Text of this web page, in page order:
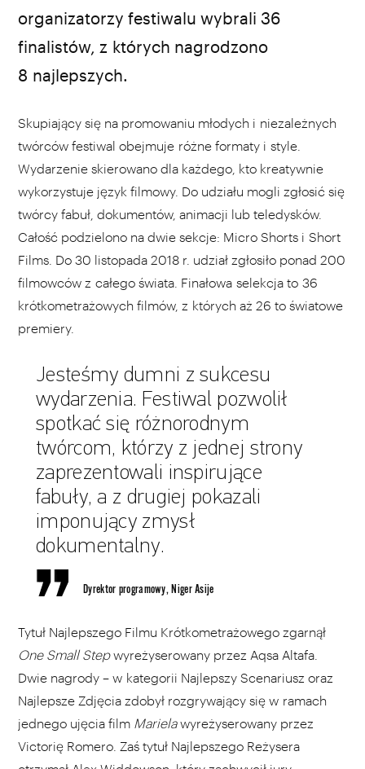
organizatorzy festiwalu wybrali 36
finalistów, z których nagrodzono
8 najlepszych.
Skupiający się na promowaniu młodych i niezależnych
twórców festiwal obejmuje różne formaty i style.
Wydarzenie skierowano dla każdego, kto kreatywnie
wykorzystuje język filmowy. Do udziału mogli zgłosić się
twórcy fabuł, dokumentów, animacji lub teledysków.
Całość podzielono na dwie sekcje: Micro Shorts i Short
Films. Do 30 listopada 2018 r. udział zgłosiło ponad 200
filmowców z całego świata. Finałowa selekcja to 36
krótkometrażowych filmów, z których aż 26 to światowe
premiery.
Jesteśmy dumni z sukcesu
wydarzenia. Festiwal pozwolił
spotkać się różnorodnym
twórcom, którzy z jednej strony
zaprezentowali inspirujące
fabuły, a z drugiej pokazali
imponujący zmysł
dokumentalny.
Dyrektor programowy, Niger Asije
Tytuł Najlepszego Filmu Krótkometrażowego zgarnął
One Small Stepwyreżyserowany przez Aqsa Altafa.
Dwie nagrody – w kategorii Najlepszy Scenariusz oraz
Najlepsze Zdjęcia zdobył rozgrywający się w ramach
jednego ujęcia film Marielawyreżyserowany przez
Victorię Romero. Zaś tytuł Najlepszego Reżysera